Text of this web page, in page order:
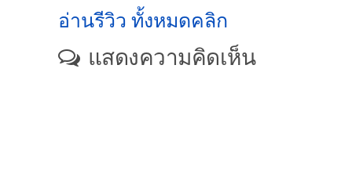
อ่านรีวิว ทั้งหมดคลิก
แสดงความคิดเห็น